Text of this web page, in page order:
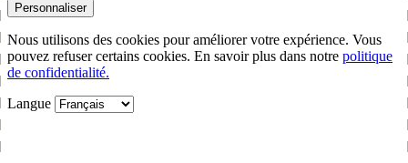
Personnaliser
Nous utilisons des cookies pour améliorer votre expérience. Vous
pouvez refuser certains cookies. En savoir plus dans notre politique
de confidentialité.
Langue